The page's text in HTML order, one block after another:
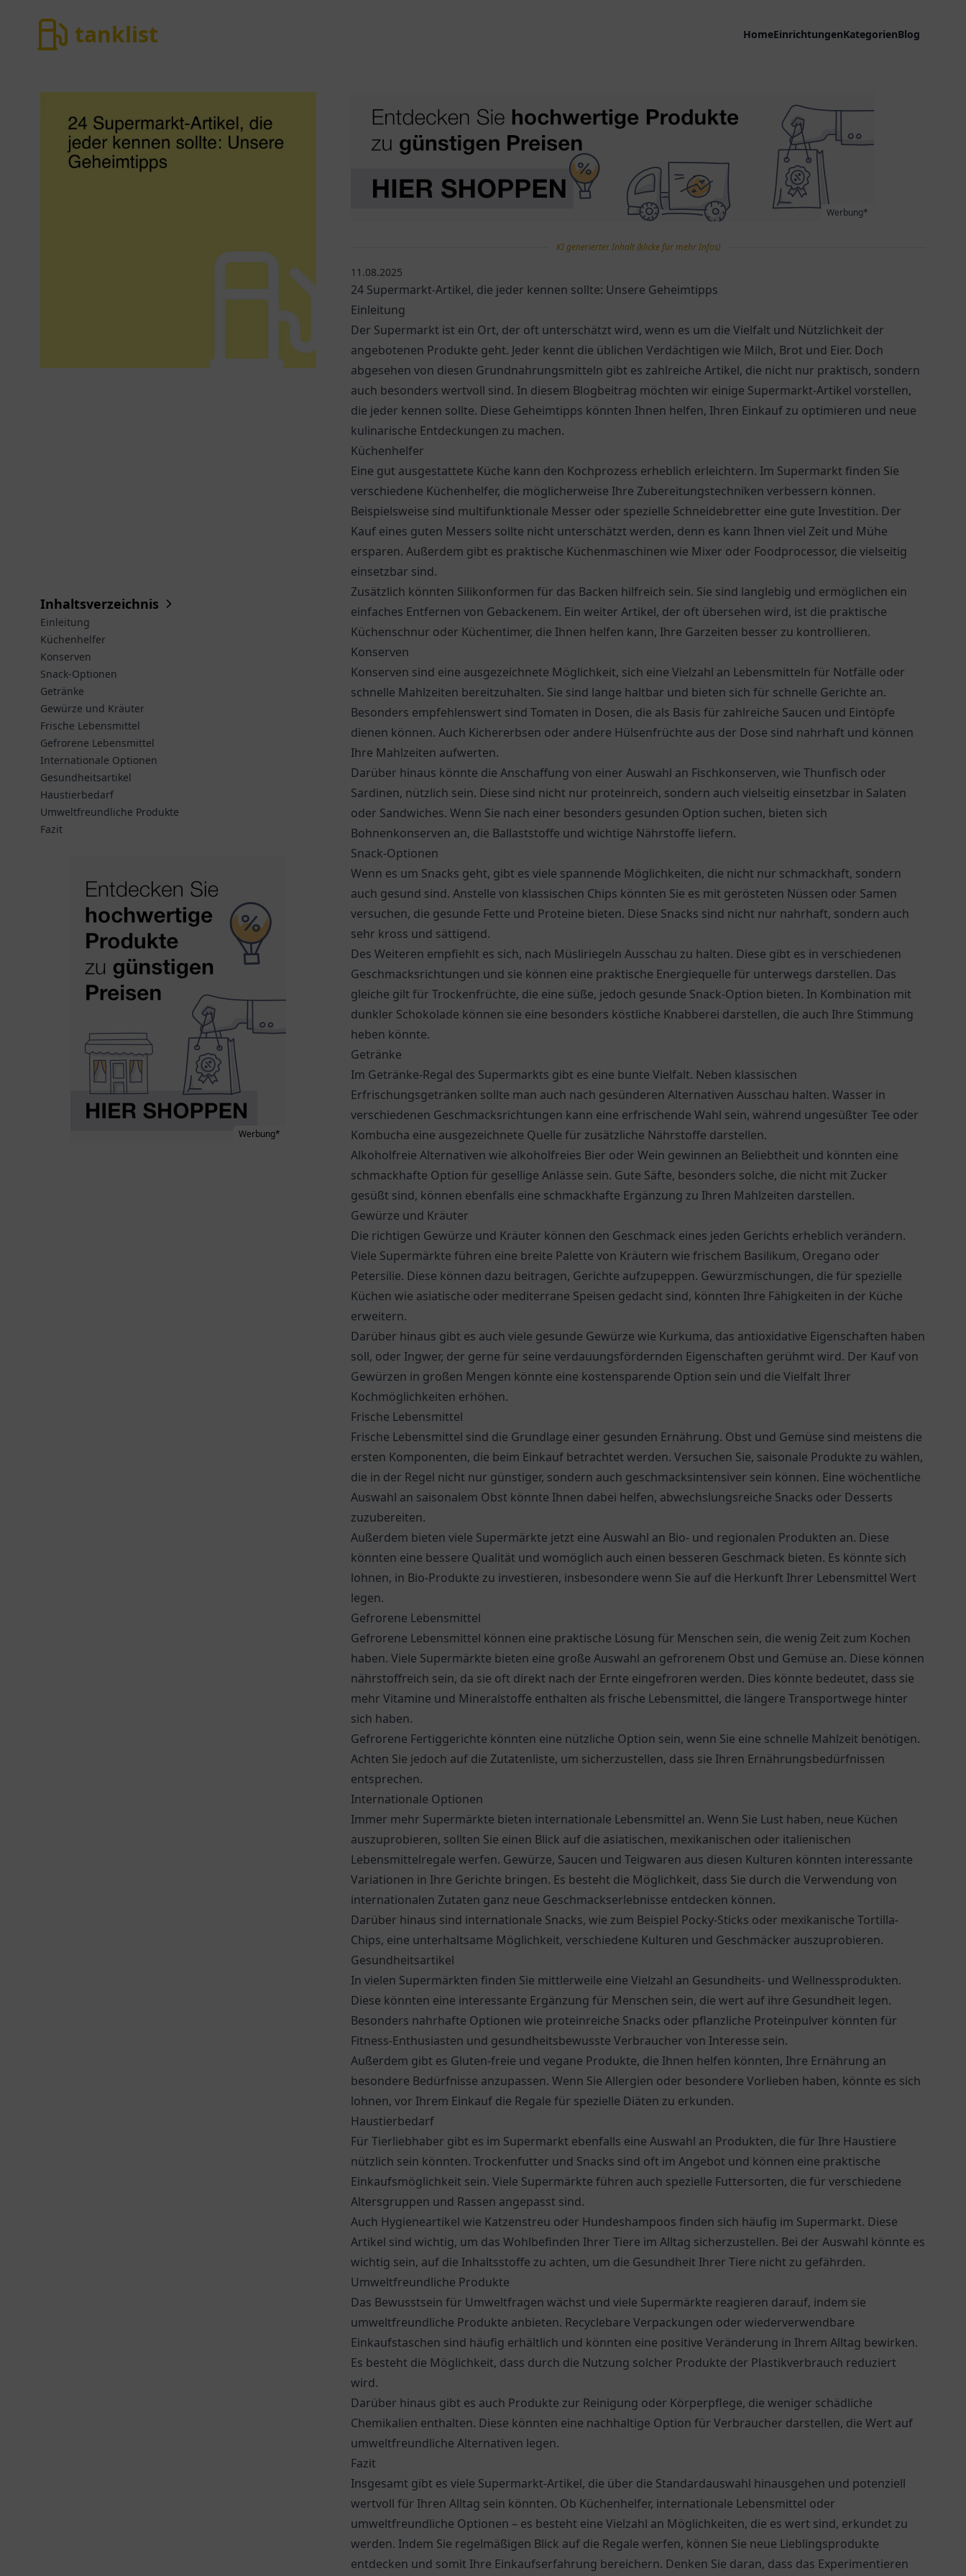
tanklist tanklist HomeEinrichtungenKategorienBlog
Inhaltsverzeichnis
Einleitung
Küchenhelfer
Konserven
Snack-Optionen
Getränke
Gewürze und Kräuter
Frische Lebensmittel
Gefrorene Lebensmittel
Internationale Optionen
Gesundheitsartikel
Haustierbedarf
Umweltfreundliche Produkte
Fazit
Werbung*
Werbung*
KI generierter Inhalt (klicke für mehr Infos)
11.08.2025
24 Supermarkt-Artikel, die jeder kennen sollte: Unsere Geheimtipps
Einleitung
Der Supermarkt ist ein Ort, der oft unterschätzt wird, wenn es um die Vielfalt und Nützlichkeit der
angebotenen Produkte geht. Jeder kennt die üblichen Verdächtigen wie Milch, Brot und Eier. Doch
abgesehen von diesen Grundnahrungsmitteln gibt es zahlreiche Artikel, die nicht nur praktisch, sondern
auch besonders wertvoll sind. In diesem Blogbeitrag möchten wir einige Supermarkt-Artikel vorstellen,
die jeder kennen sollte. Diese Geheimtipps könnten Ihnen helfen, Ihren Einkauf zu optimieren und neue
kulinarische Entdeckungen zu machen.
Küchenhelfer
Eine gut ausgestattete Küche kann den Kochprozess erheblich erleichtern. Im Supermarkt finden Sie
verschiedene Küchenhelfer, die möglicherweise Ihre Zubereitungstechniken verbessern können.
Beispielsweise sind multifunktionale Messer oder spezielle Schneidebretter eine gute Investition. Der
Kauf eines guten Messers sollte nicht unterschätzt werden, denn es kann Ihnen viel Zeit und Mühe
ersparen. Außerdem gibt es praktische Küchenmaschinen wie Mixer oder Foodprocessor, die vielseitig
einsetzbar sind.
Zusätzlich könnten Silikonformen für das Backen hilfreich sein. Sie sind langlebig und ermöglichen ein
einfaches Entfernen von Gebackenem. Ein weiter Artikel, der oft übersehen wird, ist die praktische
Küchenschnur oder Küchentimer, die Ihnen helfen kann, Ihre Garzeiten besser zu kontrollieren.
Konserven
Konserven sind eine ausgezeichnete Möglichkeit, sich eine Vielzahl an Lebensmitteln für Notfälle oder
schnelle Mahlzeiten bereitzuhalten. Sie sind lange haltbar und bieten sich für schnelle Gerichte an.
Besonders empfehlenswert sind Tomaten in Dosen, die als Basis für zahlreiche Saucen und Eintöpfe
dienen können. Auch Kichererbsen oder andere Hülsenfrüchte aus der Dose sind nahrhaft und können
Ihre Mahlzeiten aufwerten.
Darüber hinaus könnte die Anschaffung von einer Auswahl an Fischkonserven, wie Thunfisch oder
Sardinen, nützlich sein. Diese sind nicht nur proteinreich, sondern auch vielseitig einsetzbar in Salaten
oder Sandwiches. Wenn Sie nach einer besonders gesunden Option suchen, bieten sich
Bohnenkonserven an, die Ballaststoffe und wichtige Nährstoffe liefern.
Snack-Optionen
Wenn es um Snacks geht, gibt es viele spannende Möglichkeiten, die nicht nur schmackhaft, sondern
auch gesund sind. Anstelle von klassischen Chips könnten Sie es mit gerösteten Nüssen oder Samen
versuchen, die gesunde Fette und Proteine bieten. Diese Snacks sind nicht nur nahrhaft, sondern auch
sehr kross und sättigend.
Des Weiteren empfiehlt es sich, nach Müsliriegeln Ausschau zu halten. Diese gibt es in verschiedenen
Geschmacksrichtungen und sie können eine praktische Energiequelle für unterwegs darstellen. Das
gleiche gilt für Trockenfrüchte, die eine süße, jedoch gesunde Snack-Option bieten. In Kombination mit
dunkler Schokolade können sie eine besonders köstliche Knabberei darstellen, die auch Ihre Stimmung
heben könnte.
Getränke
Im Getränke-Regal des Supermarkts gibt es eine bunte Vielfalt. Neben klassischen
Erfrischungsgetränken sollte man auch nach gesünderen Alternativen Ausschau halten. Wasser in
verschiedenen Geschmacksrichtungen kann eine erfrischende Wahl sein, während ungesüßter Tee oder
Kombucha eine ausgezeichnete Quelle für zusätzliche Nährstoffe darstellen.
Alkoholfreie Alternativen wie alkoholfreies Bier oder Wein gewinnen an Beliebtheit und könnten eine
schmackhafte Option für gesellige Anlässe sein. Gute Säfte, besonders solche, die nicht mit Zucker
gesüßt sind, können ebenfalls eine schmackhafte Ergänzung zu Ihren Mahlzeiten darstellen.
Gewürze und Kräuter
Die richtigen Gewürze und Kräuter können den Geschmack eines jeden Gerichts erheblich verändern.
Viele Supermärkte führen eine breite Palette von Kräutern wie frischem Basilikum, Oregano oder
Petersilie. Diese können dazu beitragen, Gerichte aufzupeppen. Gewürzmischungen, die für spezielle
Küchen wie asiatische oder mediterrane Speisen gedacht sind, könnten Ihre Fähigkeiten in der Küche
erweitern.
Darüber hinaus gibt es auch viele gesunde Gewürze wie Kurkuma, das antioxidative Eigenschaften haben
soll, oder Ingwer, der gerne für seine verdauungsfördernden Eigenschaften gerühmt wird. Der Kauf von
Gewürzen in großen Mengen könnte eine kostensparende Option sein und die Vielfalt Ihrer
Kochmöglichkeiten erhöhen.
Frische Lebensmittel
Frische Lebensmittel sind die Grundlage einer gesunden Ernährung. Obst und Gemüse sind meistens die
ersten Komponenten, die beim Einkauf betrachtet werden. Versuchen Sie, saisonale Produkte zu wählen,
die in der Regel nicht nur günstiger, sondern auch geschmacksintensiver sein können. Eine wöchentliche
Auswahl an saisonalem Obst könnte Ihnen dabei helfen, abwechslungsreiche Snacks oder Desserts
zuzubereiten.
Außerdem bieten viele Supermärkte jetzt eine Auswahl an Bio- und regionalen Produkten an. Diese
könnten eine bessere Qualität und womöglich auch einen besseren Geschmack bieten. Es könnte sich
lohnen, in Bio-Produkte zu investieren, insbesondere wenn Sie auf die Herkunft Ihrer Lebensmittel Wert
legen.
Gefrorene Lebensmittel
Gefrorene Lebensmittel können eine praktische Lösung für Menschen sein, die wenig Zeit zum Kochen
haben. Viele Supermärkte bieten eine große Auswahl an gefrorenem Obst und Gemüse an. Diese können
nährstoffreich sein, da sie oft direkt nach der Ernte eingefroren werden. Dies könnte bedeutet, dass sie
mehr Vitamine und Mineralstoffe enthalten als frische Lebensmittel, die längere Transportwege hinter
sich haben.
Gefrorene Fertiggerichte könnten eine nützliche Option sein, wenn Sie eine schnelle Mahlzeit benötigen.
Achten Sie jedoch auf die Zutatenliste, um sicherzustellen, dass sie Ihren Ernährungsbedürfnissen
entsprechen.
Internationale Optionen
Immer mehr Supermärkte bieten internationale Lebensmittel an. Wenn Sie Lust haben, neue Küchen
auszuprobieren, sollten Sie einen Blick auf die asiatischen, mexikanischen oder italienischen
Lebensmittelregale werfen. Gewürze, Saucen und Teigwaren aus diesen Kulturen könnten interessante
Variationen in Ihre Gerichte bringen. Es besteht die Möglichkeit, dass Sie durch die Verwendung von
internationalen Zutaten ganz neue Geschmackserlebnisse entdecken können.
Darüber hinaus sind internationale Snacks, wie zum Beispiel Pocky-Sticks oder mexikanische Tortilla-
Chips, eine unterhaltsame Möglichkeit, verschiedene Kulturen und Geschmäcker auszuprobieren.
Gesundheitsartikel
In vielen Supermärkten finden Sie mittlerweile eine Vielzahl an Gesundheits- und Wellnessprodukten.
Diese könnten eine interessante Ergänzung für Menschen sein, die wert auf ihre Gesundheit legen.
Besonders nahrhafte Optionen wie proteinreiche Snacks oder pflanzliche Proteinpulver könnten für
Fitness-Enthusiasten und gesundheitsbewusste Verbraucher von Interesse sein.
Außerdem gibt es Gluten-freie und vegane Produkte, die Ihnen helfen könnten, Ihre Ernährung an
besondere Bedürfnisse anzupassen. Wenn Sie Allergien oder besondere Vorlieben haben, könnte es sich
lohnen, vor Ihrem Einkauf die Regale für spezielle Diäten zu erkunden.
Haustierbedarf
Für Tierliebhaber gibt es im Supermarkt ebenfalls eine Auswahl an Produkten, die für Ihre Haustiere
nützlich sein könnten. Trockenfutter und Snacks sind oft im Angebot und können eine praktische
Einkaufsmöglichkeit sein. Viele Supermärkte führen auch spezielle Futtersorten, die für verschiedene
Altersgruppen und Rassen angepasst sind.
Auch Hygieneartikel wie Katzenstreu oder Hundeshampoos finden sich häufig im Supermarkt. Diese
Artikel sind wichtig, um das Wohlbefinden Ihrer Tiere im Alltag sicherzustellen. Bei der Auswahl könnte es
wichtig sein, auf die Inhaltsstoffe zu achten, um die Gesundheit Ihrer Tiere nicht zu gefährden.
Umweltfreundliche Produkte
Das Bewusstsein für Umweltfragen wächst und viele Supermärkte reagieren darauf, indem sie
umweltfreundliche Produkte anbieten. Recyclebare Verpackungen oder wiederverwendbare
Einkaufstaschen sind häufig erhältlich und könnten eine positive Veränderung in Ihrem Alltag bewirken.
Es besteht die Möglichkeit, dass durch die Nutzung solcher Produkte der Plastikverbrauch reduziert
wird.
Darüber hinaus gibt es auch Produkte zur Reinigung oder Körperpflege, die weniger schädliche
Chemikalien enthalten. Diese könnten eine nachhaltige Option für Verbraucher darstellen, die Wert auf
umweltfreundliche Alternativen legen.
Fazit
Insgesamt gibt es viele Supermarkt-Artikel, die über die Standardauswahl hinausgehen und potenziell
wertvoll für Ihren Alltag sein könnten. Ob Küchenhelfer, internationale Lebensmittel oder
umweltfreundliche Optionen – es besteht eine Vielzahl an Möglichkeiten, die es wert sind, erkundet zu
werden. Indem Sie regelmäßigen Blick auf die Regale werfen, können Sie neue Lieblingsprodukte
entdecken und somit Ihre Einkaufserfahrung bereichern. Denken Sie daran, dass das Experimentieren